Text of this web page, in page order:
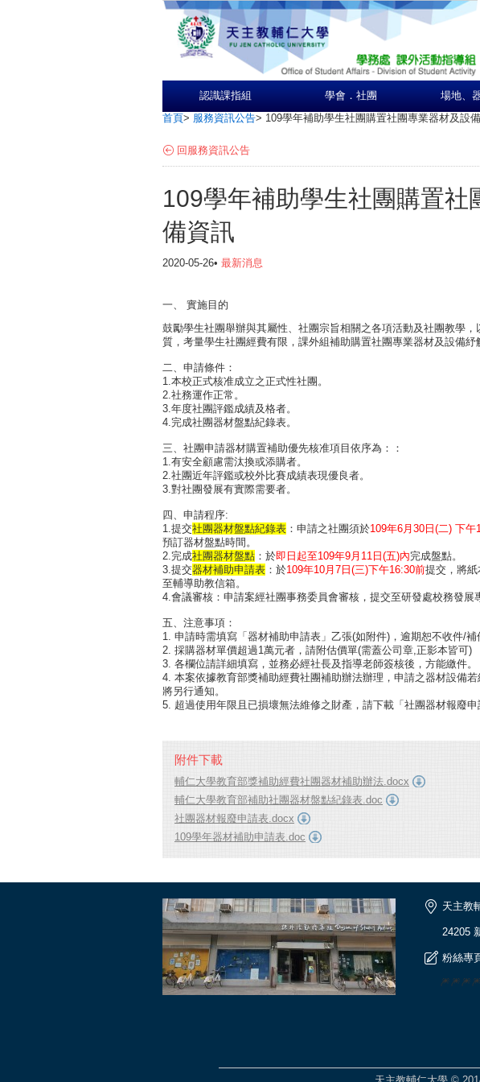
認識課指組 學會．社團 場地、
首頁> 服務資訊公告> 109學年補助學生社團購置社團專業器材及設
回服務資訊公告
109學年補助學生社團購置社
備資訊
2020-05-26• 最新消息
一、 實施目的
鼓勵學生社團舉辦與其屬性、社團宗旨相關之各項活動及社團教學
質，考量學生社團經費有限，課外組補助購置社團專業器材及設備紓
二、申請條件：
1.本校正式核准成立之正式性社團。
2.社務運作正常。
3.年度社團評鑑成績及格者。
4.完成社團器材盤點紀錄表。
三、社團申請器材購置補助優先核准項目依序為：：
1.有安全顧慮需汰換或添購者。
2.社團近年評鑑或校外比賽成績表現優良者。
3.對社團發展有實際需要者。
四、申請程序:
1.提交社團器材盤點紀錄表 ：申請之社團須於109年6月30日(二) 下午
預訂器材盤點時間。
2.完成社團器材盤點 ：於即日起至109年9月11日(五)內完成盤點。
3.提交器材補助申請表 ：於109年10月7日(三)下午16:30前提交，將紙
至輔導助教信箱。
4.會議審核：申請案經社團事務委員會審核，提交至研發處校務發展
五、注意事項：
1. 申請時需填寫「器材補助申請表」乙張(如附件)，逾期恕不收件/補
2. 採購器材單價超過1萬元者，請附估價單(需蓋公司章,正影本皆可)
3. 各欄位請詳細填寫，並務必經社長及指導老師簽核後，方能繳件。
4. 本案依據教育部獎補助經費社團補助辦法辦理，申請之器材設備
將另行通知。
5. 超過使用年限且已損壞無法維修之財產，請下載「社團器材報廢申
附件下載
輔仁大學教育部獎補助經費社團器材補助辦法.docx
輔仁大學教育部補助社團器材盤點紀錄表.doc
社團器材報廢申請表.docx
109學年器材補助申請表.doc
天主教
24205
粉絲專